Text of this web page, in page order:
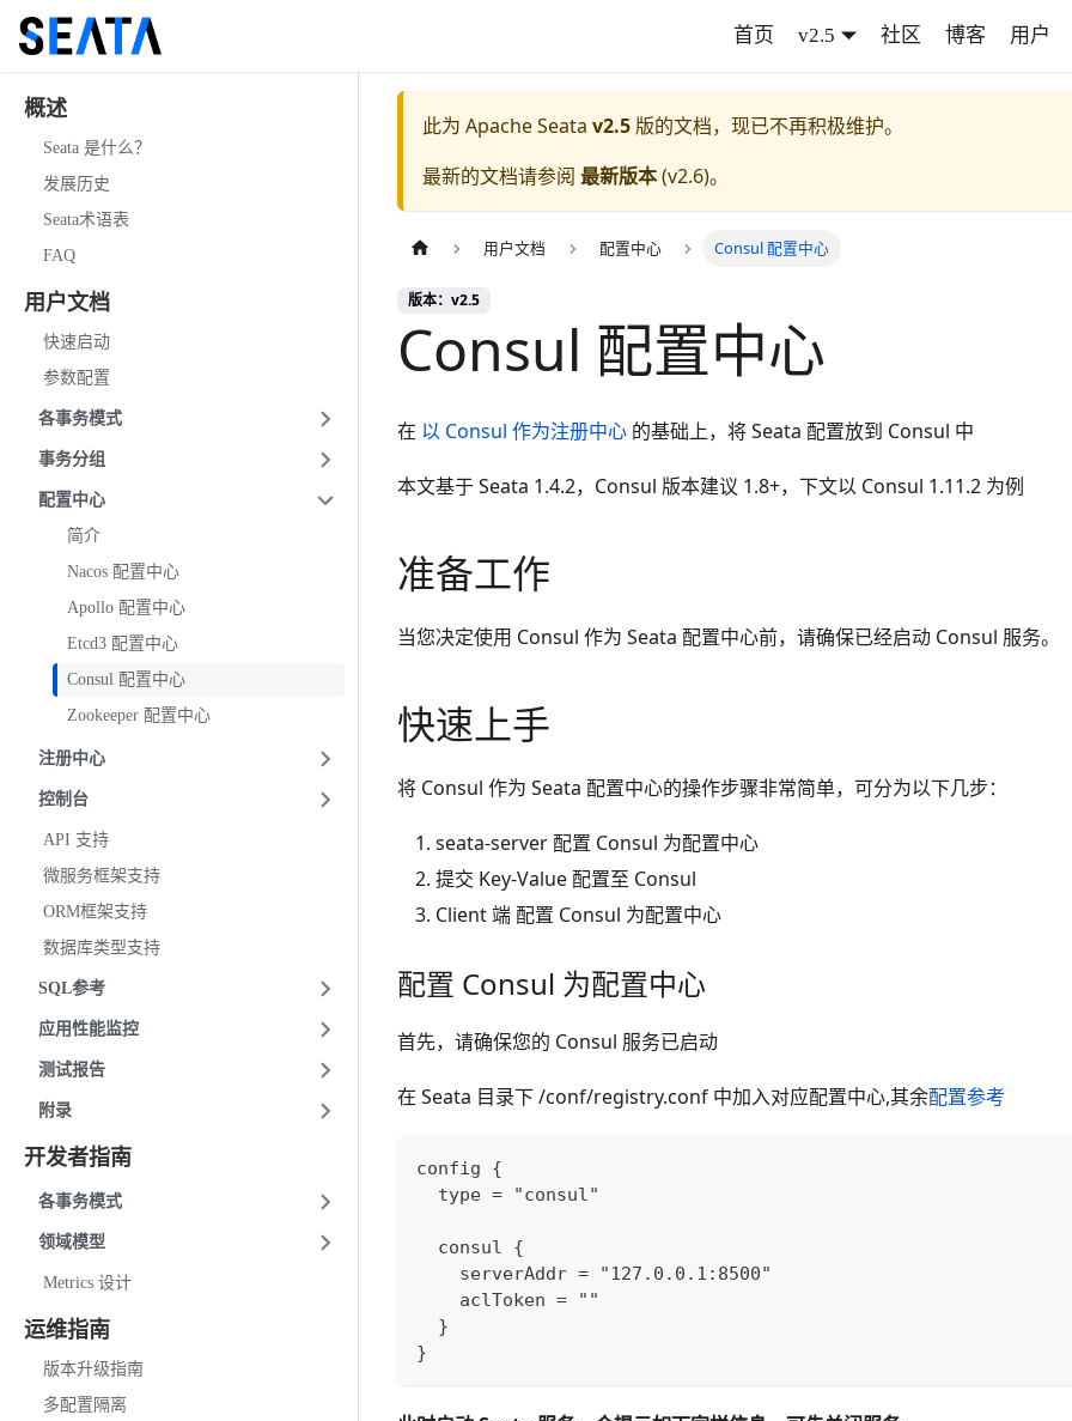
首页 v2.5 社区 博客 用户
概述
Seata 是什么？
发展历史
Seata术语表
FAQ
用户文档
快速启动
参数配置
各事务模式
事务分组
配置中心
简介
Nacos 配置中心
Apollo 配置中心
Etcd3 配置中心
Consul 配置中心
Zookeeper 配置中心
注册中心
控制台
API 支持
微服务框架支持
ORM框架支持
数据库类型支持
SQL参考
应用性能监控
测试报告
附录
开发者指南
各事务模式
领域模型
Metrics 设计
运维指南
版本升级指南
多配置隔离
此为 Apache Seata v2.5 版的文档，现已不再积极维护。
最新的文档请参阅 最新版本(v2.6)。
用户文档 配置中心 Consul 配置中心
版本：v2.5
Consul 配置中心
在 以 Consul 作为注册中心 的基础上，将 Seata 配置放到 Consul 中
本文基于 Seata 1.4.2，Consul 版本建议 1.8+，下文以 Consul 1.11.2 为例
准备工作
当您决定使用 Consul 作为 Seata 配置中心前，请确保已经启动 Consul 服务。
快速上手
将 Consul 作为 Seata 配置中心的操作步骤非常简单，可分为以下几步：
seata-server 配置 Consul 为配置中心
提交 Key-Value 配置至 Consul
Client 端 配置 Consul 为配置中心
配置 Consul 为配置中心
首先，请确保您的 Consul 服务已启动
在 Seata 目录下 /conf/registry.conf 中加入对应配置中心,其余配置参考
config {
  type = "consul"
  consul {
    serverAddr = "127.0.0.1:8500"
    aclToken = ""
  }
}